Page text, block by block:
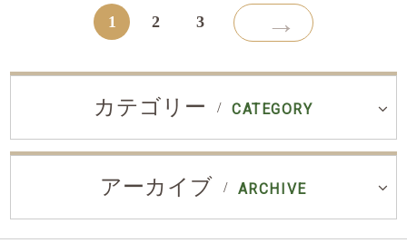
1 2 3 →
カテゴリー CATEGORY
アーカイブ ARCHIVE